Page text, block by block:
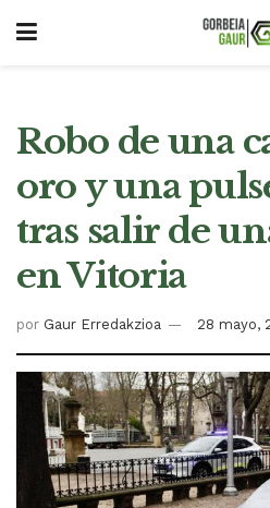
Robo de una
oro y una
tras salir de
en Vitoria
por Gaur Erredakzioa 28 mayo,